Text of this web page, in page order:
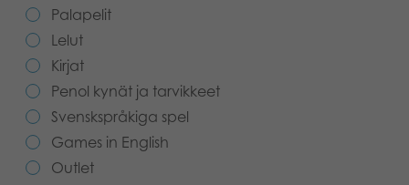
Lelut
Kirjat
Arkistoidut tuotteet
TarinaReklamaatiot
Sivustot
Medialle
OSTOSKORI
OMA TILI
Dansk
Palapelit
Lelut
Kirjat
Penol kynät ja tarvikkeet
Svenskspråkiga spel
Games in English
Outlet